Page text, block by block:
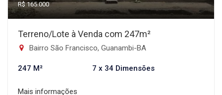
R$ 165.000
Terreno/Lote à Venda com 247m²
Bairro São Francisco, Guanambi-BA
247 M² 7 x 34 Dimensões
Mais informações